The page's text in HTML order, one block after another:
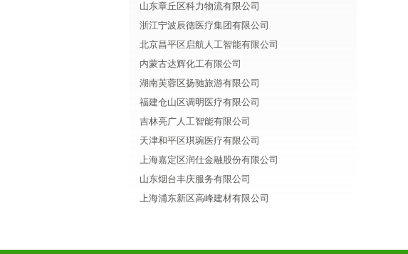
山东章丘区科力物流有限公司
浙江宁波辰德医疗集团有限公司
北京昌平区启航人工智能有限公司
内蒙古达辉化工有限公司
湖南芙蓉区扬驰旅游有限公司
福建仓山区调明医疗有限公司
吉林亮广人工智能有限公司
天津和平区琪琬医疗有限公司
上海嘉定区润仕金融股份有限公司
山东烟台丰庆服务有限公司
上海浦东新区高峰建材有限公司